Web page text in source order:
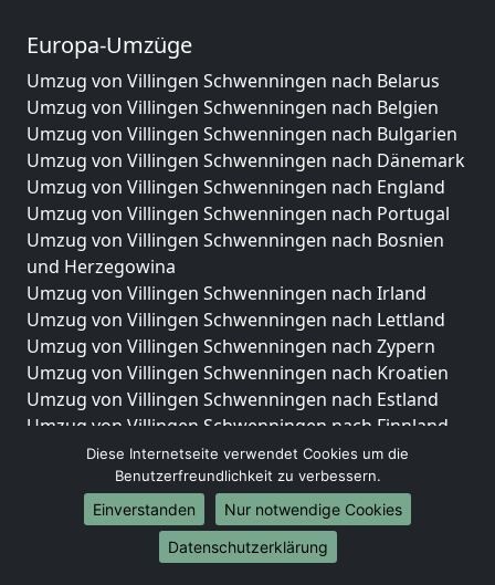
Europa-Umzüge
Umzug von Villingen Schwenningen nach Belarus
Umzug von Villingen Schwenningen nach Belgien
Umzug von Villingen Schwenningen nach Bulgarien
Umzug von Villingen Schwenningen nach Dänemark
Umzug von Villingen Schwenningen nach England
Umzug von Villingen Schwenningen nach Portugal
Umzug von Villingen Schwenningen nach Bosnien
und Herzegowina
Umzug von Villingen Schwenningen nach Irland
Umzug von Villingen Schwenningen nach Lettland
Umzug von Villingen Schwenningen nach Zypern
Umzug von Villingen Schwenningen nach Kroatien
Umzug von Villingen Schwenningen nach Estland
Umzug von Villingen Schwenningen nach Finnland
Umzug von Villingen Schwenningen nach Frankreich
Umzug von Villingen Schwenningen nach
Griechenland
Umzug von Villingen Schwenningen nach Italien
Umzug von Villingen Schwenningen nach
Diese Internetseite verwendet Cookies um die
Benutzerfreundlichkeit zu verbessern.
Einverstanden
Nur notwendige Cookies
Datenschutzerklärung